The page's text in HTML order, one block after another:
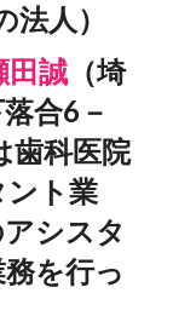
人）
田誠 （埼
合6－
歯科医院
ント業
シスタ
を行っ